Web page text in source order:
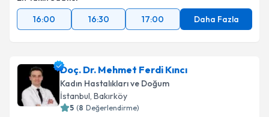
16:00
16:30 17:00 Daha Fazla
Doç. Dr. Mehmet Ferdi Kıncı
Kadın Hastalıkları ve Doğum
İstanbul, Bakırköy
5 (8 Değerlendirme)